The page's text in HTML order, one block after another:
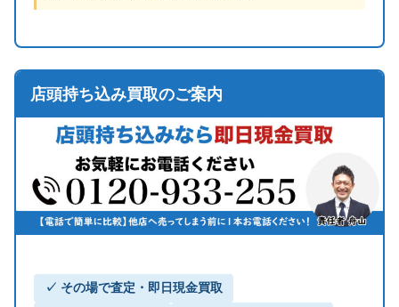
店頭持ち込み買取のご案内
✓ その場で査定・即日現金買取